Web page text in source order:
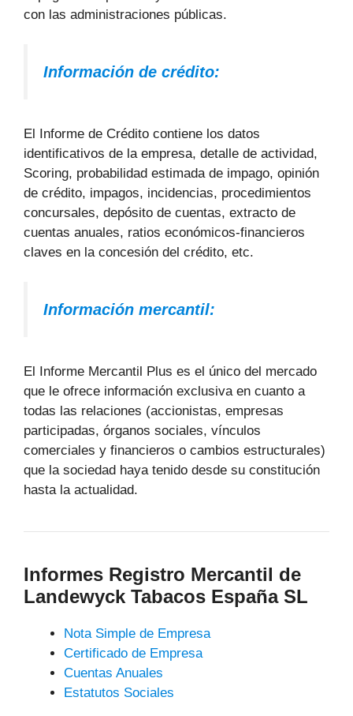
con las administraciones públicas.
Información de crédito:
El Informe de Crédito contiene los datos
identificativos de la empresa, detalle de actividad,
Scoring, probabilidad estimada de impago, opinión
de crédito, impagos, incidencias, procedimientos
concursales, depósito de cuentas, extracto de
cuentas anuales, ratios económicos-financieros
claves en la concesión del crédito, etc.
Información mercantil:
El Informe Mercantil Plus es el único del mercado
que le ofrece información exclusiva en cuanto a
todas las relaciones (accionistas, empresas
participadas, órganos sociales, vínculos
comerciales y financieros o cambios estructurales)
que la sociedad haya tenido desde su constitución
hasta la actualidad.
Informes Registro Mercantil de
Landewyck Tabacos España SL
Nota Simple de Empresa
Certificado de Empresa
Cuentas Anuales
Estatutos Sociales